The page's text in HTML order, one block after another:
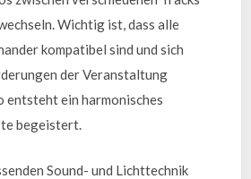
Wichtig ist, dass alle
kompatibel sind und sich
der Veranstaltung
entsteht ein harmonisches
begeistert.
Sound- und Lichttechnik